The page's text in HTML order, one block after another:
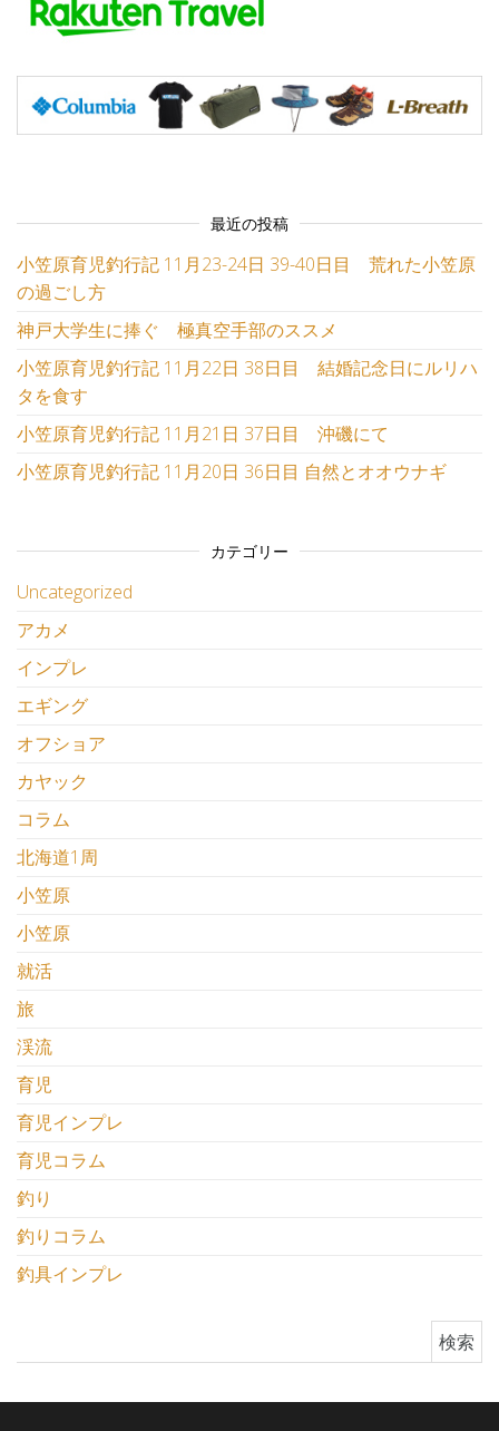
最近の投稿
小笠原育児釣行記 11月23-24日 39-40日目 荒れた小笠原
の過ごし方
神戸大学生に捧ぐ 極真空手部のススメ
小笠原育児釣行記 11月22日 38日目 結婚記念日にルリハ
タを食す
小笠原育児釣行記 11月21日 37日目 沖磯にて
小笠原育児釣行記 11月20日 36日目 自然とオオウナギ
カテゴリー
Uncategorized
アカメ
インプレ
エギング
オフショア
カヤック
コラム
北海道1周
小笠原
小笠原
就活
旅
渓流
育児
育児インプレ
育児コラム
釣り
釣りコラム
釣具インプレ